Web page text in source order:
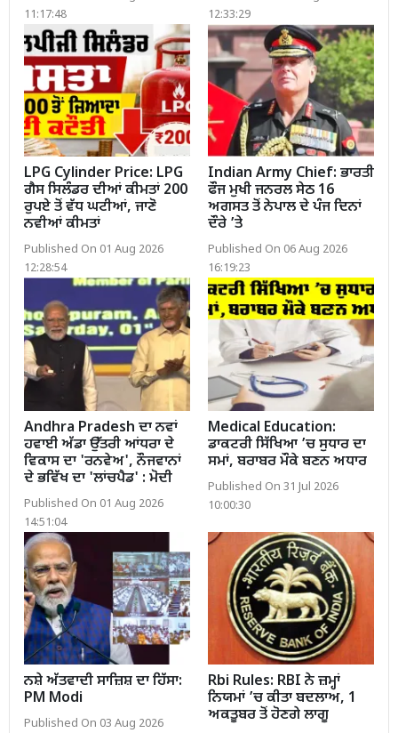
11:17:48
12:33:29
LPG Cylinder Price: LPG
ਗੈਸ ਸਿਲੰਡਰ ਦੀਆਂ ਕੀਮਤਾਂ 200
ਰੁਪਏ ਤੋਂ ਵੱਧ ਘਟੀਆਂ, ਜਾਣੋ
ਨਵੀਆਂ ਕੀਮਤਾਂ
Published On 01 Aug 2026
12:28:54
Indian Army Chief: ਭਾਰਤੀ
ਫੌਜ ਮੁਖੀ ਜਨਰਲ ਸੇਠ 16
ਅਗਸਤ ਤੋਂ ਨੇਪਾਲ ਦੇ ਪੰਜ ਦਿਨਾਂ
ਦੌਰੇ ’ਤੇ
Published On 06 Aug 2026
16:19:23
Andhra Pradesh ਦਾ ਨਵਾਂ
ਹਵਾਈ ਅੱਡਾ ਉੱਤਰੀ ਆਂਧਰਾ ਦੇ
ਵਿਕਾਸ ਦਾ 'ਰਨਵੇਅ', ਨੌਜਵਾਨਾਂ
ਦੇ ਭਵਿੱਖ ਦਾ 'ਲਾਂਚਪੈਡ' : ਮੋਦੀ
Published On 01 Aug 2026
14:51:04
Medical Education:
ਡਾਕਟਰੀ ਸਿੱਖਿਆ ’ਚ ਸੁਧਾਰ ਦਾ
ਸਮਾਂ, ਬਰਾਬਰ ਮੌਕੇ ਬਣਨ ਅਧਾਰ
Published On 31 Jul 2026
10:00:30
ਨਸ਼ੇ ਅੱਤਵਾਦੀ ਸਾਜ਼ਿਸ਼ ਦਾ ਹਿੱਸਾ:
PM Modi
Published On 03 Aug 2026
Rbi Rules: RBI ਨੇ ਜ਼ਮ੍ਹਾਂ
ਨਿਯਮਾਂ ’ਚ ਕੀਤਾ ਬਦਲਾਅ, 1
ਅਕਤੂਬਰ ਤੋਂ ਹੋਣਗੇ ਲਾਗੂ